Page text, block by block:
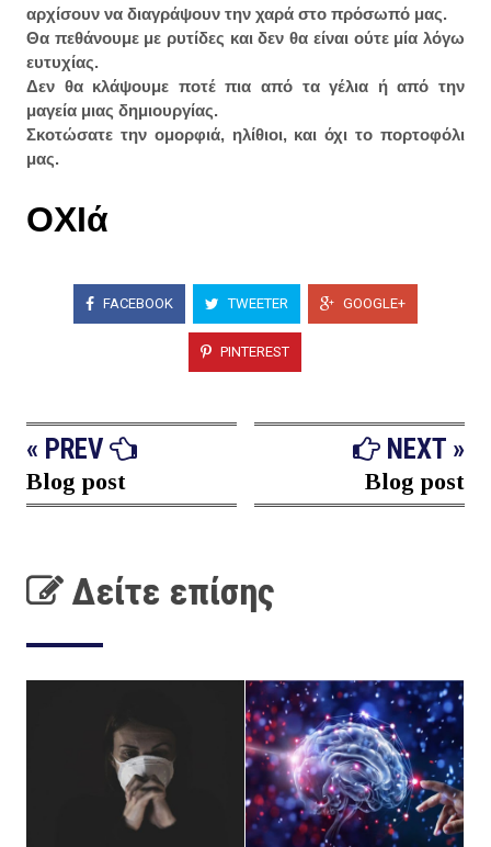
αρχίσουν να διαγράψουν την χαρά στο πρόσωπό μας.
Θα πεθάνουμε με ρυτίδες και δεν θα είναι ούτε μία λόγω
ευτυχίας.
Δεν θα κλάψουμε ποτέ πια από τα γέλια ή από την
μαγεία μιας δημιουργίας.
Σκοτώσατε την ομορφιά, ηλίθιοι, και όχι το πορτοφόλι
μας.
OXΙά
FACEBOOK TWEETER GOOGLE+
PINTEREST
« PREV
Blog post
NEXT »
Blog post
Δείτε επίσης